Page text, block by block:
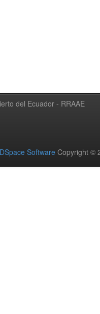
del Ecuador - RRAAE
DSpace Software Copyright ©